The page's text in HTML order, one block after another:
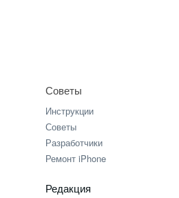
Советы
Инструкции
Советы
Разработчики
Ремонт iPhone
Редакция